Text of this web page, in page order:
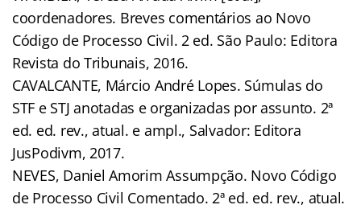
coordenadores. Breves comentários ao Novo
Código de Processo Civil. 2 ed. São Paulo: Editora
Revista do Tribunais, 2016.
CAVALCANTE, Márcio André Lopes. Súmulas do
STF e STJ anotadas e organizadas por assunto. 2ª
ed. ed. rev., atual. e ampl., Salvador: Editora
JusPodivm, 2017.
NEVES, Daniel Amorim Assumpção. Novo Código
de Processo Civil Comentado. 2ª ed. ed. rev., atual.